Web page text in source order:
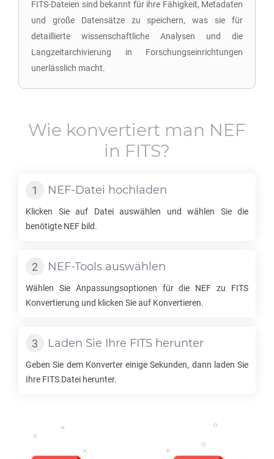
FITS-Dateien sind bekannt für ihre Fähigkeit, Metadaten
und große Datensätze zu speichern, was sie für
detaillierte wissenschaftliche Analysen und die
Langzeitarchivierung in Forschungseinrichtungen
unerlässlich macht.
Wie konvertiert man NEF
in FITS?
NEF-Datei hochladen
Klicken Sie auf Datei auswählen und wählen Sie die
benötigte NEF bild.
NEF-Tools auswählen
Wählen Sie Anpassungsoptionen für die NEF zu FITS
Konvertierung und klicken Sie auf Konvertieren.
Laden Sie Ihre FITS herunter
Geben Sie dem Konverter einige Sekunden, dann laden Sie
Ihre FITS Datei herunter.